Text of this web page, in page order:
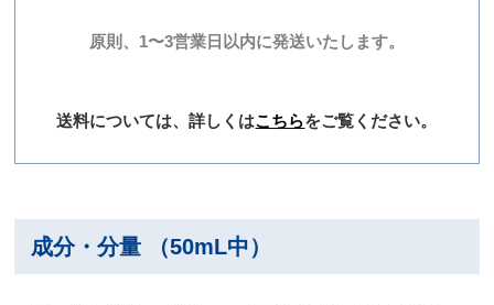
原則、1〜3営業日以内に発送いたします。
送料については、詳しくはこちらをご覧ください。
成分・分量 （50mL中）